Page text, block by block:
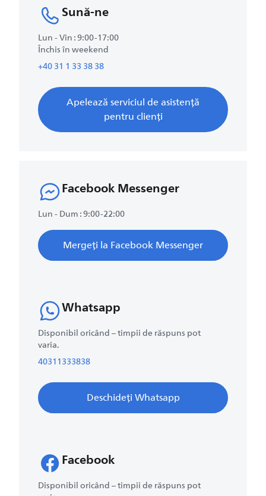
Sună-ne
Lun - Vin : 9:00-17:00
Închis în weekend
+40 31 1 33 38 38
Apelează serviciul de asistență
pentru clienți
Facebook Messenger
Lun - Dum : 9:00-22:00
Mergeți la Facebook Messenger
Whatsapp
Disponibil oricând – timpii de răspuns pot
varia.
40311333838
Deschideți Whatsapp
Facebook
Disponibil oricând – timpii de răspuns pot